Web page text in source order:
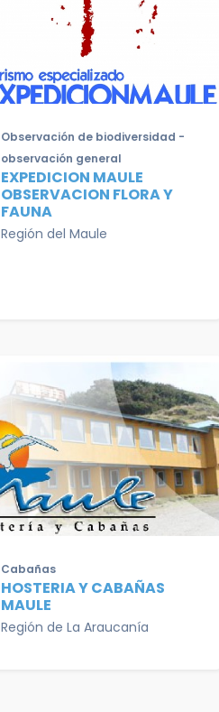
Observación de biodiversidad -
observación general
EXPEDICION MAULE
OBSERVACION FLORA Y
FAUNA
Región del Maule
Cabañas
HOSTERIA Y CABAÑAS
MAULE
Región de La Araucanía